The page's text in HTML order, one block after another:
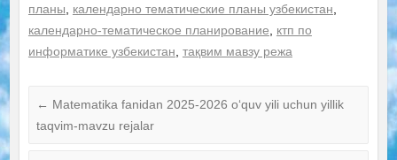
планы
календарно тематические планы узбекистан
календарно-тематическое планирование
ктп по
информатике узбекистан тақвим мавзу режа
← Matematika fanidan 2025-2026 o‘quv yili uchun yillik
taqvim-mavzu rejalar